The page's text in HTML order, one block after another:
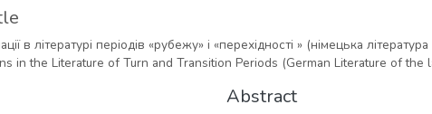
в літературі періодів «рубежу» і «перехідності » (німецька
in the Literature of Turn and Transition Periods (German Literature of
Abstract